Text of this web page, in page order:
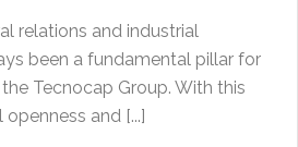
relations and industrial
been a fundamental pillar for
Tecnocap Group. With this
and [...]